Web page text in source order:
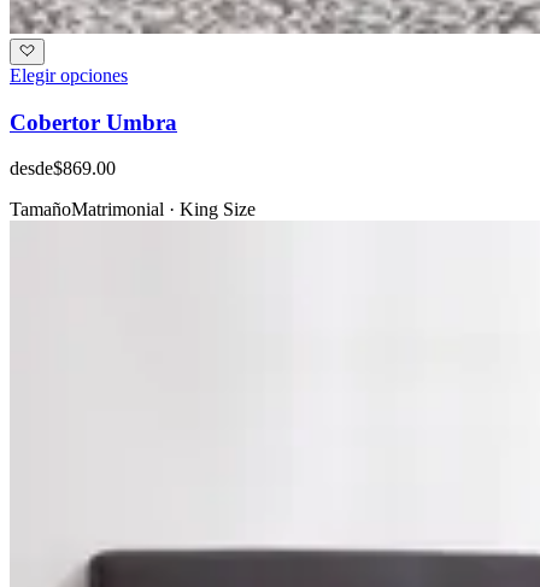
Elegir opciones
Cobertor Umbra
desde$869.00
TamañoMatrimonial · King Size